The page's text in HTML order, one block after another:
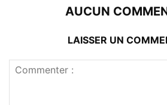
AUCUN
LAISSER UN